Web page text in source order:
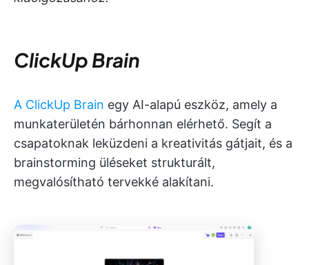
ClickUp Brain
A ClickUp Brain egy AI-alapú eszköz, amely a
munkaterületén bárhonnan elérhető. Segít a
csapatoknak leküzdeni a kreativitás gátjait, és a
brainstorming üléseket strukturált,
megvalósítható tervekké alakítani.